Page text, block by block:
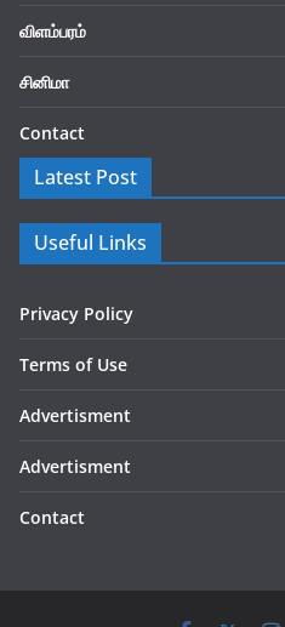
விளம்பரம்
சினிமா
Contact
Latest Post
Useful Links
Privacy Policy
Terms of Use
Advertisment
Advertisment
Contact